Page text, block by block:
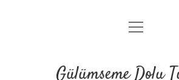
Anasayfa
menüyü
Gülümseme Dolu